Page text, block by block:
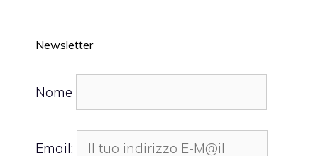
Newsletter
Nome
Email: